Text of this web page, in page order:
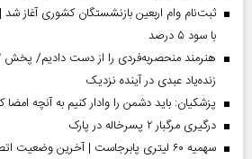
با سود ۵ درصد
زنده‌یاد عبدی در آینده نزدیک
پزشکیان: باید دشمن را وادار کنیم به آنچه امضا
درگیری مرگبار ۲ پسرخاله در پارک
سهمیه ۶۰ لیتری پابرجاست | آخرین